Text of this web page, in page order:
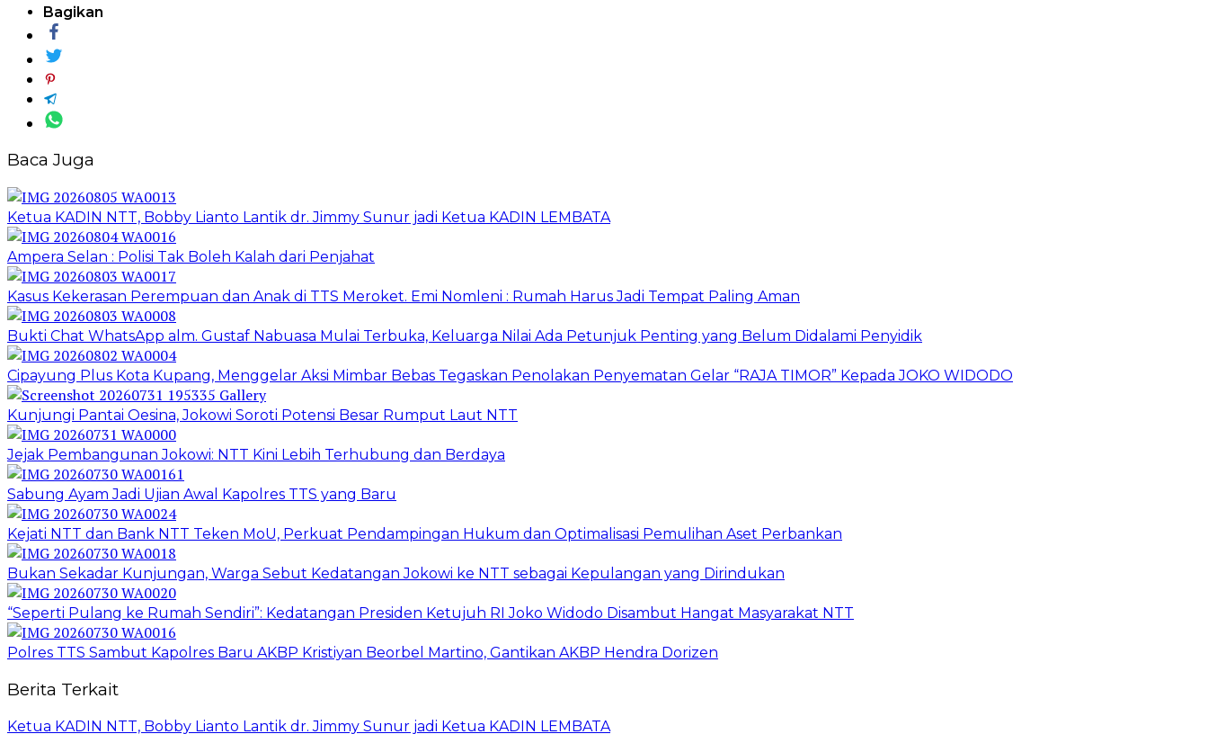
Bagikan
Baca Juga
Ketua KADIN NTT, Bobby Lianto Lantik dr. Jimmy Sunur jadi Ketua KADIN LEMBATA
Ampera Selan : Polisi Tak Boleh Kalah dari Penjahat
Kasus Kekerasan Perempuan dan Anak di TTS Meroket. Emi Nomleni : Rumah Harus Jadi Tempat Paling Aman
Bukti Chat WhatsApp alm. Gustaf Nabuasa Mulai Terbuka, Keluarga Nilai Ada Petunjuk Penting yang Belum Didalami Penyidik
Cipayung Plus Kota Kupang, Menggelar Aksi Mimbar Bebas Tegaskan Penolakan Penyematan Gelar “RAJA TIMOR” Kepada JOKO WIDODO
Kunjungi Pantai Oesina, Jokowi Soroti Potensi Besar Rumput Laut NTT
Jejak Pembangunan Jokowi: NTT Kini Lebih Terhubung dan Berdaya
Sabung Ayam Jadi Ujian Awal Kapolres TTS yang Baru
Kejati NTT dan Bank NTT Teken MoU, Perkuat Pendampingan Hukum dan Optimalisasi Pemulihan Aset Perbankan
Bukan Sekadar Kunjungan, Warga Sebut Kedatangan Jokowi ke NTT sebagai Kepulangan yang Dirindukan
“Seperti Pulang ke Rumah Sendiri”: Kedatangan Presiden Ketujuh RI Joko Widodo Disambut Hangat Masyarakat NTT
Polres TTS Sambut Kapolres Baru AKBP Kristiyan Beorbel Martino, Gantikan AKBP Hendra Dorizen
Berita Terkait
Ketua KADIN NTT, Bobby Lianto Lantik dr. Jimmy Sunur jadi Ketua KADIN LEMBATA